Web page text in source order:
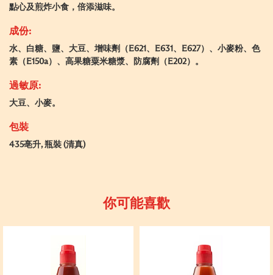
點心及煎炸小食，倍添滋味。
成份:
水、白糖、鹽、大豆、增味劑（E621、E631、E627）、小麥粉、色
素（E150a）、高果糖粟米糖漿、防腐劑（E202）。
過敏原:
大豆、小麥。
包裝
435亳升, 瓶裝 (清真)
你可能喜歡